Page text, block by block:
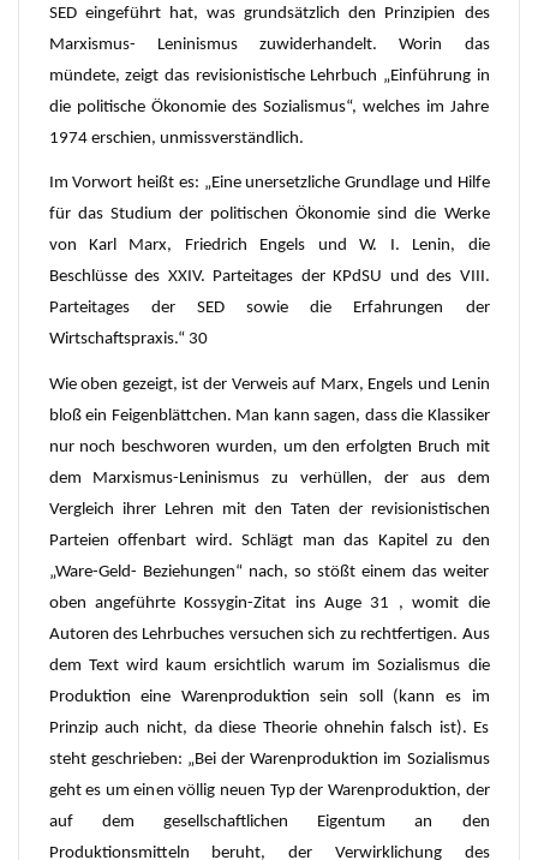
SED eingeführt hat, was grundsätzlich den Prinzipien des
Marxismus- Leninismus zuwiderhandelt. Worin das
mündete, zeigt das revisionistische Lehrbuch „Einführung in
die politische Ökonomie des Sozialismus“, welches im Jahre
1974 erschien, unmissverständlich.
Im Vorwort heißt es: „Eine unersetzliche Grundlage und Hilfe
für das Studium der politischen Ökonomie sind die Werke
von Karl Marx, Friedrich Engels und W. I. Lenin, die
Beschlüsse des XXIV. Parteitages der KPdSU und des VIII.
Parteitages der SED sowie die Erfahrungen der
Wirtschaftspraxis.“ 30
Wie oben gezeigt, ist der Verweis auf Marx, Engels und Lenin
bloß ein Feigenblättchen. Man kann sagen, dass die Klassiker
nur noch beschworen wurden, um den erfolgten Bruch mit
dem Marxismus-Leninismus zu verhüllen, der aus dem
Vergleich ihrer Lehren mit den Taten der revisionistischen
Parteien offenbart wird. Schlägt man das Kapitel zu den
„Ware-Geld- Beziehungen“ nach, so stößt einem das weiter
oben angeführte Kossygin-Zitat ins Auge 31 , womit die
Autoren des Lehrbuches versuchen sich zu rechtfertigen. Aus
dem Text wird kaum ersichtlich warum im Sozialismus die
Produktion eine Warenproduktion sein soll (kann es im
Prinzip auch nicht, da diese Theorie ohnehin falsch ist). Es
steht geschrieben: „Bei der Warenproduktion im Sozialismus
geht es um einen völlig neuen Typ der Warenproduktion, der
auf dem gesellschaftlichen Eigentum an den
Produktionsmitteln beruht, der Verwirklichung des